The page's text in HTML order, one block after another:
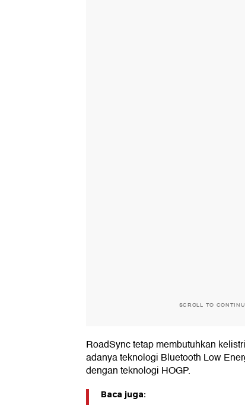
SCROLL TO
RoadSync tetap membutuhkan
adanya teknologi Bluetooth Low
dengan teknologi HOGP.
Baca juga: